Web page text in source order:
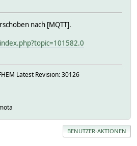
nach [MQTT].
Latest Revision: 30126
BENUTZER-AKTIONEN